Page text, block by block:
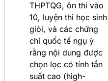
THPTQG, ôn thi vào
10, luyện thi học sinh
giỏi, và các chứng
chỉ quốc tế ngụ ý
rằng nội dung được
chọn lọc có tính tần
suất cao (high-